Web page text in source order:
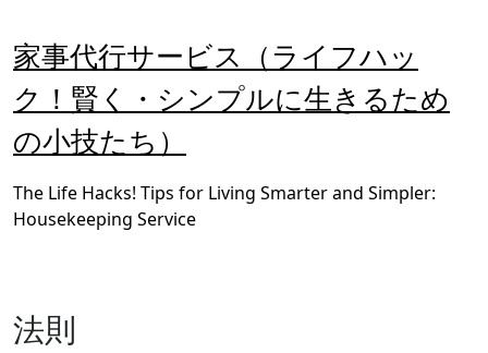
を
キ
ッ
家事代行サービス（ライフハッ
ク！賢く・シンプルに生きるため
の小技たち）
The Life Hacks! Tips for Living Smarter and Simpler:
Housekeeping Service
法則